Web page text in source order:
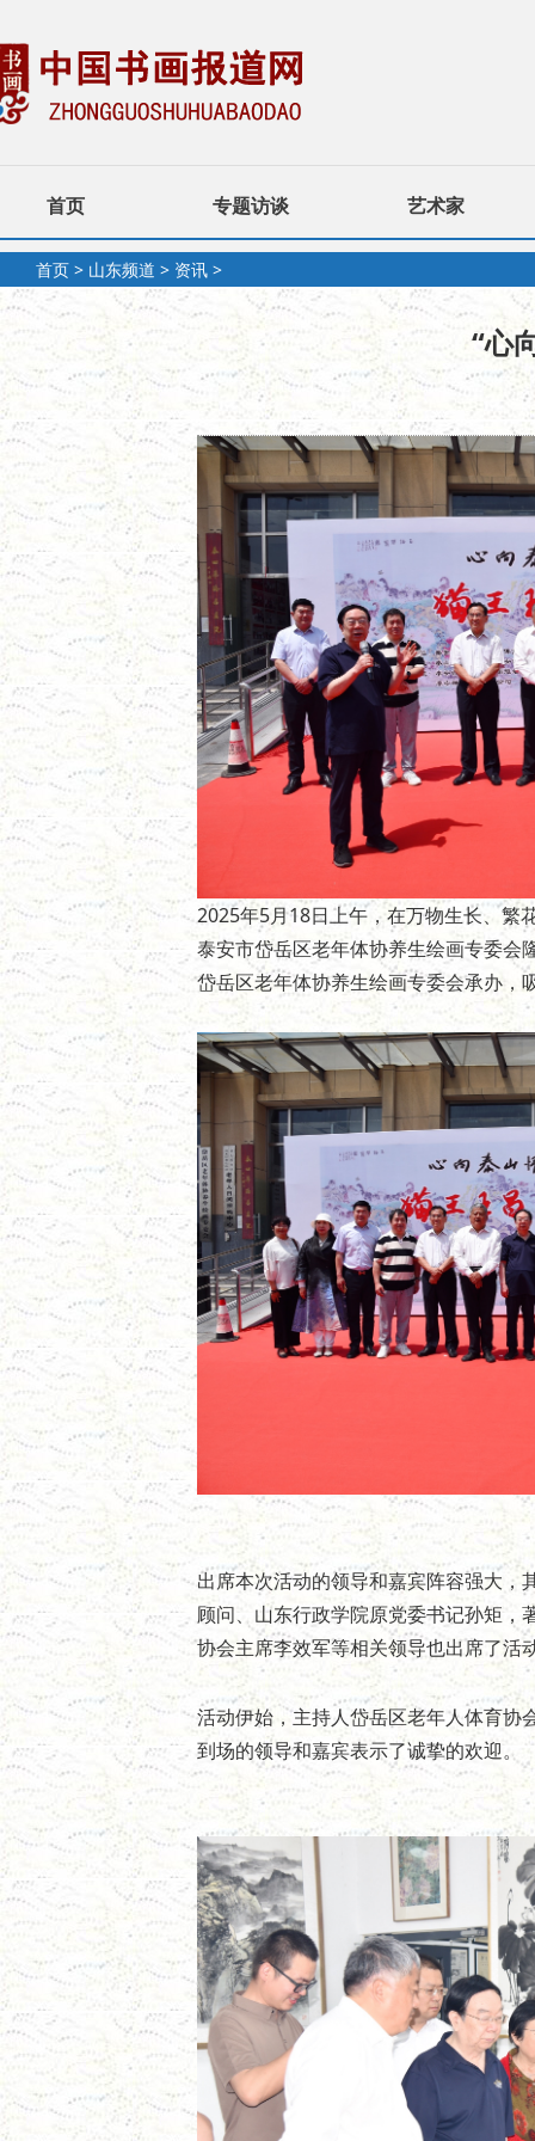
首页 专题访谈 艺术家
首页 > 山东频道 > 资讯 >
“心
2025年5月18日上午，在万物生长、繁
泰安市岱岳区老年体协养生绘画专委会
岱岳区老年体协养生绘画专委会承办，
出席本次活动的领导和嘉宾阵容强大，
顾问、山东行政学院原党委书记孙矩，
协会主席李效军等相关领导也出席了活
活动伊始，主持人岱岳区老年人体育协
到场的领导和嘉宾表示了诚挚的欢迎。